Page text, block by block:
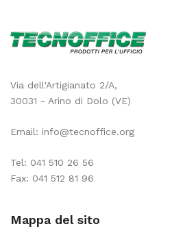
Via dell'Artigianato 2/A,
30031 - Arino di Dolo (VE)
Email: info@tecnoffice.org
Tel: 041 510 26 56
Fax: 041 512 81 96
Mappa del sito